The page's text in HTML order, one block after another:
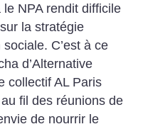
NPA rendit difficile
la stratégie
C’est à ce
d’Alternative
collectif AL Paris
fil des réunions de
de nourrir le